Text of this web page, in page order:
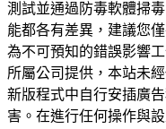
測試並通過防毒軟體掃
能都各有差異，建議您
為不可預知的錯誤影響
所屬公司提供，本站未
新版程式中自行安插廣
害。在進行任何操作與